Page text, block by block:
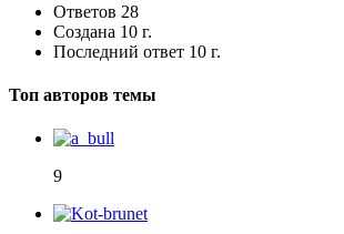
Ответов 28
Создана 10 г.
Последний ответ 10 г.
Топ авторов темы
9